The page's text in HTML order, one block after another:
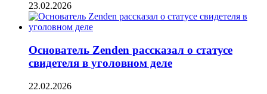
23.02.2026
Основатель Zenden рассказал о статусе
свидетеля в уголовном деле
22.02.2026